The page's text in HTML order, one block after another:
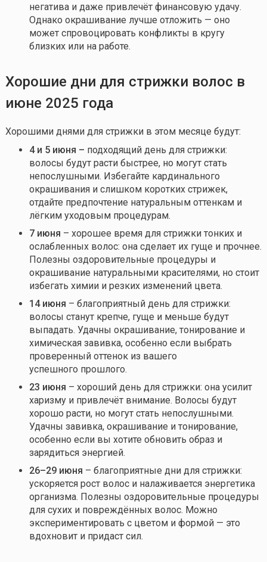
негатива и даже привлечёт финансовую удачу.
Однако окрашивание лучше отложить — оно
может спровоцировать конфликты в кругу
близких или на работе.
Хорошие дни для стрижки волос в
июне 2025 года
Хорошими днями для стрижки в этом месяце будут:
4 и 5 июня – подходящий день для стрижки:
волосы будут расти быстрее, но могут стать
непослушными. Избегайте кардинального
окрашивания и слишком коротких стрижек,
отдайте предпочтение натуральным оттенкам и
лёгким уходовым процедурам.
7 июня – хорошее время для стрижки тонких и
ослабленных волос: она сделает их гуще и прочнее.
Полезны оздоровительные процедуры и
окрашивание натуральными красителями, но стоит
избегать химии и резких изменений цвета.
14 июня – благоприятный день для стрижки:
волосы станут крепче, гуще и меньше будут
выпадать. Удачны окрашивание, тонирование и
химическая завивка, особенно если выбрать
проверенный оттенок из вашего
успешного прошлого.
23 июня – хороший день для стрижки: она усилит
харизму и привлечёт внимание. Волосы будут
хорошо расти, но могут стать непослушными.
Удачны завивка, окрашивание и тонирование,
особенно если вы хотите обновить образ и
зарядиться энергией.
26–29 июня – благоприятные дни для стрижки:
ускоряется рост волос и налаживается энергетика
организма. Полезны оздоровительные процедуры
для сухих и повреждённых волос. Можно
экспериментировать с цветом и формой — это
вдохновит и придаст сил.